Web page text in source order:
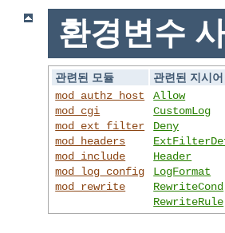
환경변수
관련된 모듈
관련된 지시어
mod_authz_host
mod_cgi
mod_ext_filter
mod_headers
mod_include
mod_log_config
mod_rewrite
Allow
CustomLog
Deny
Header
LogFormat
RewriteCond
RewriteRule